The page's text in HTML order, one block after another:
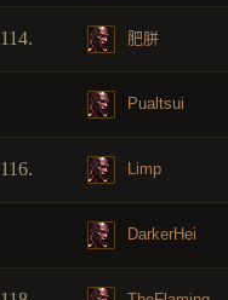
114. 肥胼
Pualtsui
116. Limp
DarkerHei